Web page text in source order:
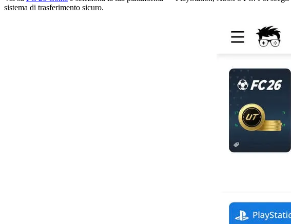
sistema di trasferimento sicuro.